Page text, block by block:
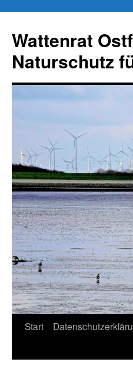
springen
Wattenrat
Naturschutz
Start